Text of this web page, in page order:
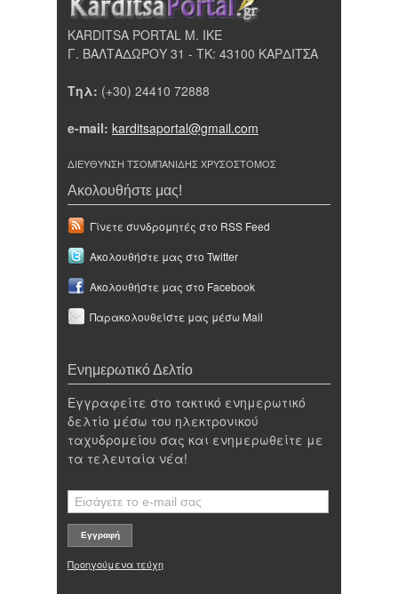
KARDITSA PORTAL Μ. ΙΚΕ
Γ. ΒΑΛΤΑΔΩΡΟΥ 31 - ΤΚ: 43100 ΚΑΡΔΙΤΣΑ
Τηλ: (+30) 24410 72888
e-mail: karditsaportal@gmail.com
ΔΙΕΥΘΥΝΣΗ ΤΣΟΜΠΑΝΙΔΗΣ ΧΡΥΣΟΣΤΟΜΟΣ
Ακολουθήστε μας!
Γίνετε συνδρομητές στο RSS Feed
Ακολουθήστε μας στο Twitter
Ακολουθήστε μας στο Facebook
Παρακολουθείστε μας μέσω Mail
Ενημερωτικό Δελτίο
Εγγραφείτε στο τακτικό ενημερωτικό
δελτίο μέσω του ηλεκτρονικού
ταχυδρομείου σας και ενημερωθείτε με
τα τελευταία νέα!
Προηγούμενα τεύχη